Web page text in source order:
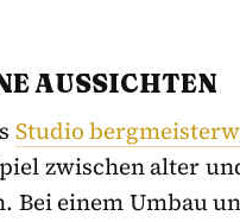
AUSSICHTEN
Studio
zwischen alter
Bei einem Umbau